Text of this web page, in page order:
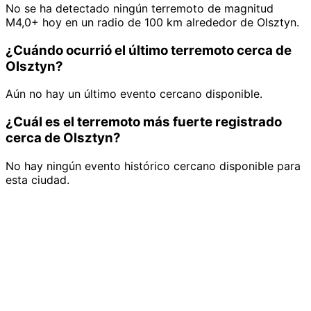
No se ha detectado ningún terremoto de magnitud
M4,0+ hoy en un radio de 100 km alrededor de Olsztyn.
¿Cuándo ocurrió el último terremoto cerca de
Olsztyn?
Aún no hay un último evento cercano disponible.
¿Cuál es el terremoto más fuerte registrado
cerca de Olsztyn?
No hay ningún evento histórico cercano disponible para
esta ciudad.